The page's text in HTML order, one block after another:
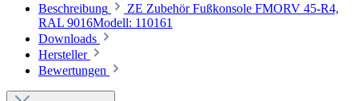
Beschreibung
ZE Zubehör Fußkonsole FMORV 45-R4,
RAL 9016Modell: 110161
Downloads
Hersteller
Bewertungen